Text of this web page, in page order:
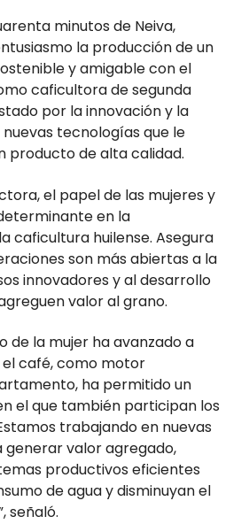
minutos de Neiva,
la producción de un
y amigable con el
caficultora de segunda
por la innovación y la
tecnologías que le
producto de alta calidad.
el papel de las mujeres y
en la
caficultura huilense. Asegura
son más abiertas a la
innovadores y al desarrollo
valor al grano.
de la mujer ha avanzado a
café, como motor
ha permitido un
el que también participan los
trabajando en nuevas
valor agregado,
productivos eficientes
de agua y disminuyan el
señaló.